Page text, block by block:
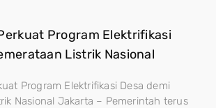
Program Elektrifikasi
Listrik Nasional
Program Elektrifikasi Desa demi
Nasional Jakarta – Pemerintah terus